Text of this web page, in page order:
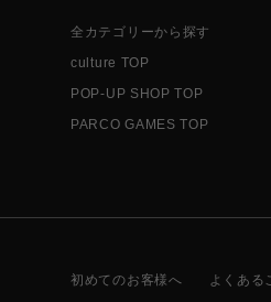
全カテゴリーから探す
culture TOP
POP-UP SHOP TOP
PARCO GAMES TOP
初めてのお客様へ よくある